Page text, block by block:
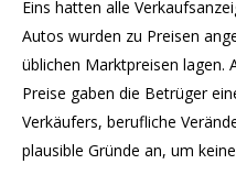
Eins hatten alle
Autos wurden zu Preisen
üblichen Marktpreisen lagen.
Preise gaben die Betrüger
Verkäufers, berufliche
plausible Gründe an, um